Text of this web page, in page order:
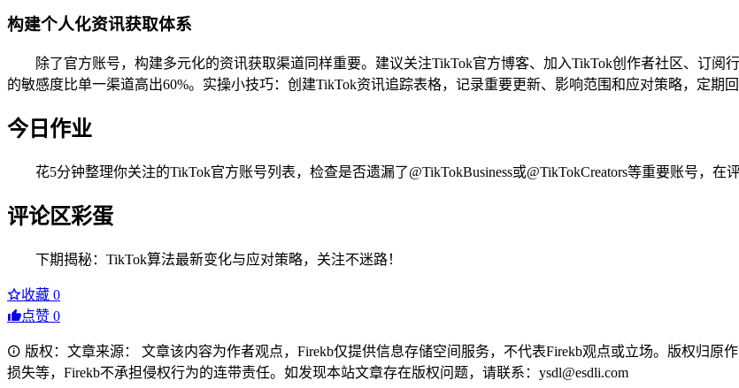
构建个人化资讯获取体系
除了官方账号，构建多元化的资讯获取渠道同样重要。建议关注TikTok官方博客、加入TikTok创作者社区、订
的敏感度比单一渠道高出60%。实操小技巧：创建TikTok资讯追踪表格，记录重要更新、影响范围和应对策略，定期回
今日作业
花5分钟整理你关注的TikTok官方账号列表，检查是否遗漏了@TikTokBusiness或@TikTokCreators等重要账号，在
评论区彩蛋
下期揭秘：TikTok算法最新变化与应对策略，关注不迷路！
收藏 0
点赞 0
版权：文章来源： 文章该内容为作者观点，Firekb仅提供信息存储空间服务，不代表Firekb观点或立场。版权归原
损失等，Firekb不承担侵权行为的连带责任。如发现本站文章存在版权问题，请联系：ysdl@esdli.com